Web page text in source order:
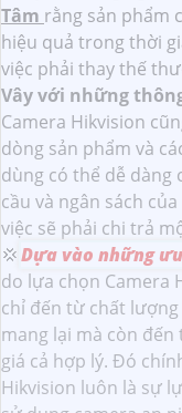
Tâm rằng sản phẩm
hiệu quả trong thời
việc phải thay thế
Vây với những
Camera Hikvision
dòng sản phẩm và
dùng có thể dễ dàng
cầu và ngân sách
việc sẽ phải chi trả
💢Dựa vào những
do lựa chọn Camera
chỉ đến từ chất
mang lại mà còn
giá cả hợp lý. Đó
Hikvision luôn là sự